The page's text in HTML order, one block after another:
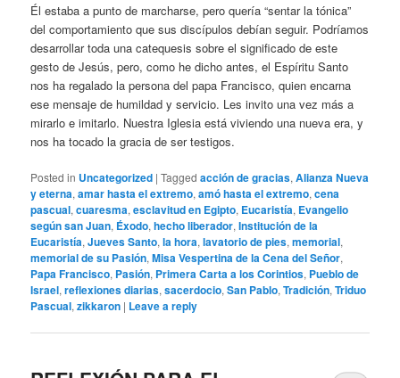
Él estaba a punto de marcharse, pero quería “sentar la tónica”
del comportamiento que sus discípulos debían seguir. Podríamos
desarrollar toda una catequesis sobre el significado de este
gesto de Jesús, pero, como he dicho antes, el Espíritu Santo
nos ha regalado la persona del papa Francisco, quien encarna
ese mensaje de humildad y servicio. Les invito una vez más a
mirarlo e imitarlo. Nuestra Iglesia está viviendo una nueva era, y
nos ha tocado la gracia de ser testigos.
Posted in Uncategorized |Tagged acción de gracias,Alianza Nueva
y eterna,amar hasta el extremo,amó hasta el extremo,cena
pascual,cuaresma,esclavitud en Egipto, Eucaristía, Evangelio
según san Juan, Éxodo,hecho liberador,Institución de la
Eucaristía,Jueves Santo,la hora,lavatorio de pies,memorial,
memorial de su Pasión,Misa Vespertina de la Cena del Señor,
Papa Francisco, Pasión, Primera Carta a los Corintios, Pueblo de
Israel,reflexiones diarias,sacerdocio,San Pablo,Tradición,Triduo
Pascual,zikkaron | Leave a reply